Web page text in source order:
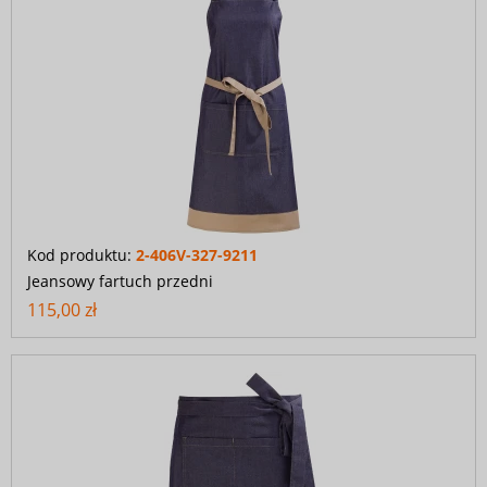
Kod produktu: 2-406V-327-9211
Jeansowy fartuch przedni
115,00 zł